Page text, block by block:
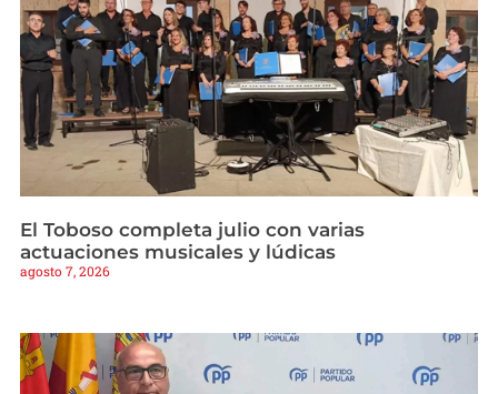
El Toboso completa julio con varias
actuaciones musicales y lúdicas
agosto 7, 2026